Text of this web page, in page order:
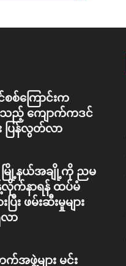
စစ်ကြောင်းက
သည့် ကျောက်ကဒင်
ပြန်လွတ်လာ
မြို့နယ်အချို့ကို ညမ
က်နာရန် ထပ်မံ
ြီး ဖမ်းဆီးမှုများ
ာ
အဖွဲ့များ မင်း